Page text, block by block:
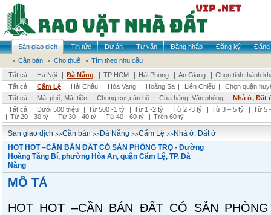
Sàn giao dịch Tin tức Dự án Tư vấn Đăng nhập Đăng ký
Đăng
Cần bán
Cho thuê
Tìm theo nhu cầu
Tất cả
| Hà Nội | Đà Nẵng | TP HCM | Hải Phòng | An Giang | Chọn tỉnh thành
Tất cả | Cẩm Lệ | Hải Châu | Hòa Vang | Hoàng Sa | Liên Chiểu |
Chọn quận
Tất cả
| Mặt phố, Mặt tiền | Chung cư ,căn hộ | Cửa hàng, Văn phòng | Nhà ở, Đất
Tất cả
| Dưới 500 triệu | Từ 500 -1 tỷ | Từ 1 -2 tỷ | Từ 2 -3 tỷ | Từ 3 – 5 tỷ | Từ 5
| Từ 20 - 30 tỷ | Từ 30 - 40 tỷ | Từ 40 - 60 tỷ | Trên 60 tỷ
Sàn giao dịch >>Cần bán >>Đà Nẵng >>Cẩm Lệ >>Nhà ở, Đất ở
HOT HOT –CẦN BÁN ĐẤT CÓ SẴN PHÒNG TRỌ - Đường
Hoàng Tăng Bí, phường Hòa An, quận Cẩm Lệ, TP. Đà
Nẵng
MÔ TẢ
HOT HOT –CẦN BÁN ĐẤT CÓ SẴN